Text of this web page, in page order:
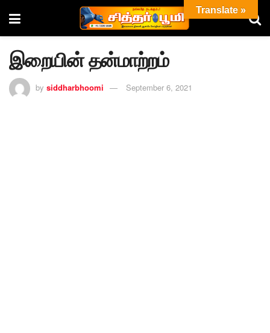
இறையின் தன்மாற்றம்
by siddharbhoomi September 6, 2021
Translate »